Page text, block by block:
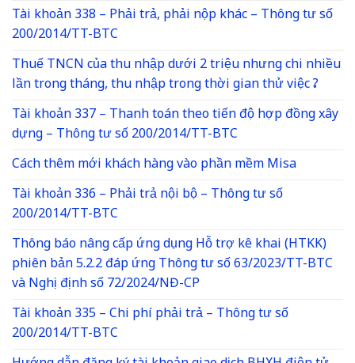
Tài khoản 338 – Phải trả, phải nộp khác – Thông tư số
200/2014/TT-BTC
Thuế TNCN của thu nhập dưới 2 triệu nhưng chi nhiều
lần trong tháng, thu nhập trong thời gian thử việc ?
Tài khoản 337 – Thanh toán theo tiến độ hợp đồng xây
dựng – Thông tư số 200/2014/TT-BTC
Cách thêm mới khách hàng vào phần mềm Misa
Tài khoản 336 – Phải trả nội bộ – Thông tư số
200/2014/TT-BTC
Thông báo nâng cấp ứng dụng Hỗ trợ kê khai (HTKK)
phiên bản 5.2.2 đáp ứng Thông tư số 63/2023/TT-BTC
và Nghị định số 72/2024/NĐ-CP
Tài khoản 335 – Chi phí phải trả – Thông tư số
200/2014/TT-BTC